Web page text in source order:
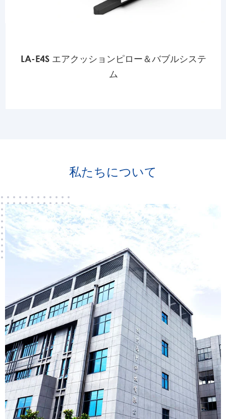
LA-E4S エアクッションピロー＆バブルシステ
ム
私たちについて